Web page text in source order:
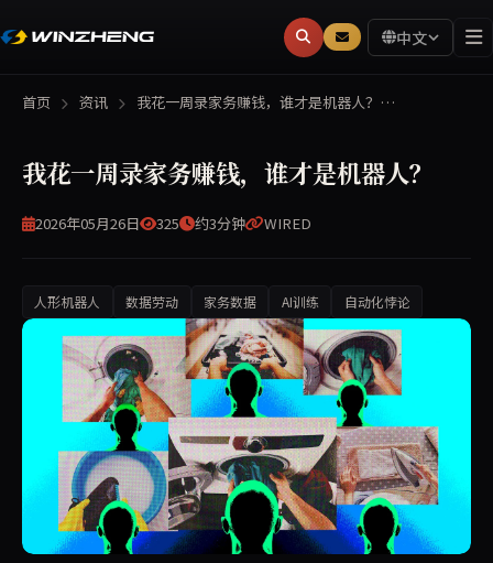
中文
首页 资讯 我花一周录家务赚钱，谁才是机器人？…
我花一周录家务赚钱，谁才是机器人？
2026年05月26日 325 约3分钟 WIRED
人形机器人 数据劳动 家务数据 AI训练 自动化悖论